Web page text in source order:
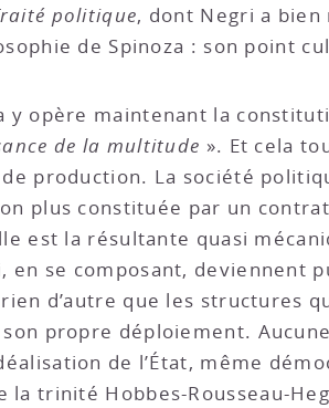
politique, dont Negri a bien
de Spinoza : son point
y opère maintenant la
de la multitude ». Et cela
production. La société
plus constituée par un
est la résultante quasi
en se composant, deviennent
d’autre que les structures
propre déploiement.
de l’État, même
la trinité Hobbes-Rousseau-